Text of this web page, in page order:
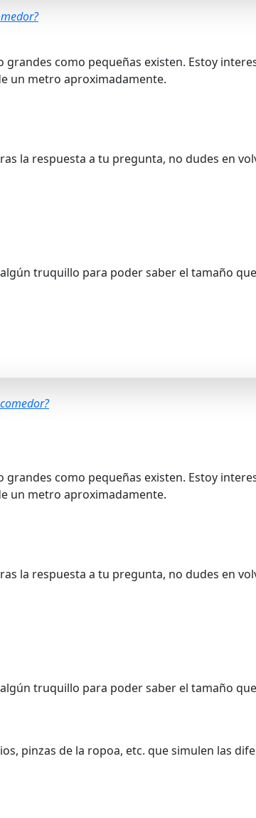
como pequeñas existen. Estoy
un metro aproximadamente.
la respuesta a tu pregunta, no dudes en
truquillo para poder saber el tamaño
como pequeñas existen. Estoy
un metro aproximadamente.
la respuesta a tu pregunta, no dudes en
truquillo para poder saber el tamaño
pinzas de la ropoa, etc. que simulen las